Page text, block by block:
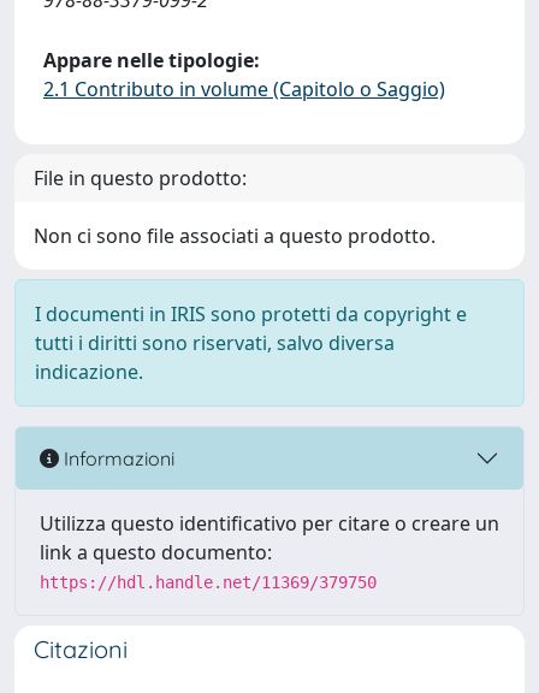
Appare nelle tipologie:
2.1 Contributo in volume (Capitolo o Saggio)
File in questo prodotto:
Non ci sono file associati a questo prodotto.
I documenti in IRIS sono protetti da copyright e
tutti i diritti sono riservati, salvo diversa
indicazione.
Informazioni
Utilizza questo identificativo per citare o creare un
link a questo documento:
https://hdl.handle.net/11369/379750
Citazioni